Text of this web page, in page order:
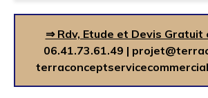
⇒ Rdv, Etude et Devis Gratuit
06.41.73.61.49 |